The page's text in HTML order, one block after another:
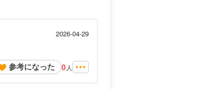
2026-04-29
参考になった 0 人